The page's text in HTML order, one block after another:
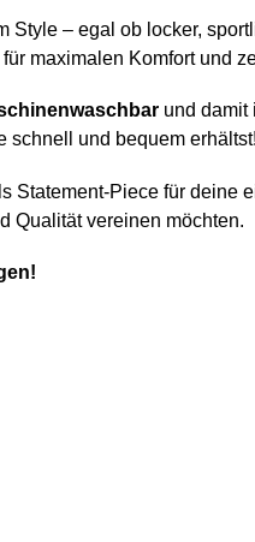
Style – egal ob locker,
maximalen Komfort und
und damit
schnell und bequem erhältst!
Statement-Piece für deine
Qualität vereinen möchten.